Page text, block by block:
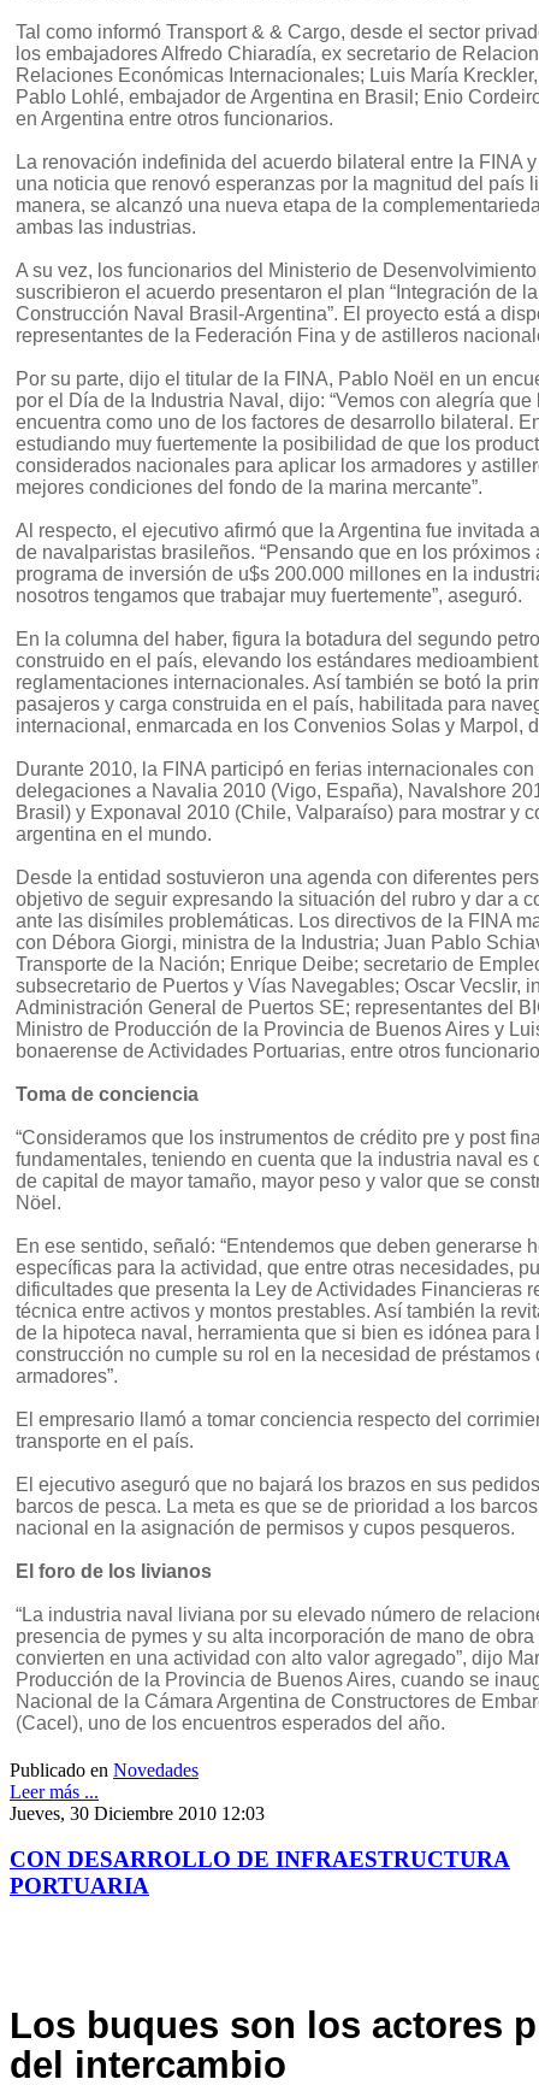
Tal como informó Transport & & Cargo, desde el sector
los embajadores Alfredo Chiaradía, ex secretario de
Relaciones Económicas Internacionales; Luis María
Pablo Lohlé, embajador de Argentina en Brasil; Enio
en Argentina entre otros funcionarios.
La renovación indefinida del acuerdo bilateral entre la FINA
una noticia que renovó esperanzas por la magnitud del país
manera, se alcanzó una nueva etapa de la
ambas las industrias.
A su vez, los funcionarios del Ministerio de
suscribieron el acuerdo presentaron el plan “Integración de
Construcción Naval Brasil-Argentina”. El proyecto está a
representantes de la Federación Fina y de astilleros
Por su parte, dijo el titular de la FINA, Pablo Noël en un
por el Día de la Industria Naval, dijo: “Vemos con alegría
encuentra como uno de los factores de desarrollo bilateral.
estudiando muy fuertemente la posibilidad de que los
considerados nacionales para aplicar los armadores y
mejores condiciones del fondo de la marina mercante”.
Al respecto, el ejecutivo afirmó que la Argentina fue invitada
de navalparistas brasileños. “Pensando que en los próximos
programa de inversión de u$s 200.000 millones en la
nosotros tengamos que trabajar muy fuertemente”, aseguró.
En la columna del haber, figura la botadura del segundo
construido en el país, elevando los estándares
reglamentaciones internacionales. Así también se botó la
pasajeros y carga construida en el país, habilitada para
internacional, enmarcada en los Convenios Solas y Marpol,
Durante 2010, la FINA participó en ferias internacionales
delegaciones a Navalia 2010 (Vigo, España), Navalshore
Brasil) y Exponaval 2010 (Chile, Valparaíso) para mostrar y
argentina en el mundo.
Desde la entidad sostuvieron una agenda con diferentes
objetivo de seguir expresando la situación del rubro y dar a
ante las disímiles problemáticas. Los directivos de la FINA
con Débora Giorgi, ministra de la Industria; Juan Pablo
Transporte de la Nación; Enrique Deibe; secretario de
subsecretario de Puertos y Vías Navegables; Oscar Vecslir,
Administración General de Puertos SE; representantes del
Ministro de Producción de la Provincia de Buenos Aires y
bonaerense de Actividades Portuarias, entre otros
Toma de conciencia
“Consideramos que los instrumentos de crédito pre y post
fundamentales, teniendo en cuenta que la industria naval es
de capital de mayor tamaño, mayor peso y valor que se
Nöel.
En ese sentido, señaló: “Entendemos que deben generarse
específicas para la actividad, que entre otras necesidades,
dificultades que presenta la Ley de Actividades Financieras
técnica entre activos y montos prestables. Así también la
de la hipoteca naval, herramienta que si bien es idónea para
construcción no cumple su rol en la necesidad de préstamos
armadores”.
El empresario llamó a tomar conciencia respecto del
transporte en el país.
El ejecutivo aseguró que no bajará los brazos en sus
barcos de pesca. La meta es que se de prioridad a los
nacional en la asignación de permisos y cupos pesqueros.
El foro de los livianos
“La industria naval liviana por su elevado número de
presencia de pymes y su alta incorporación de mano de
convierten en una actividad con alto valor agregado”, dijo
Producción de la Provincia de Buenos Aires, cuando se
Nacional de la Cámara Argentina de Constructores de
(Cacel), uno de los encuentros esperados del año.
Publicado en Novedades
Leer más ...
Jueves, 30 Diciembre 2010 12:03
CON DESARROLLO DE INFRAESTRUCTURA
PORTUARIA
Los buques son los actores
del intercambio